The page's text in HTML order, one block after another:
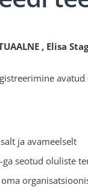
, Elisa
ja avameelselt
ga seotud oluliste